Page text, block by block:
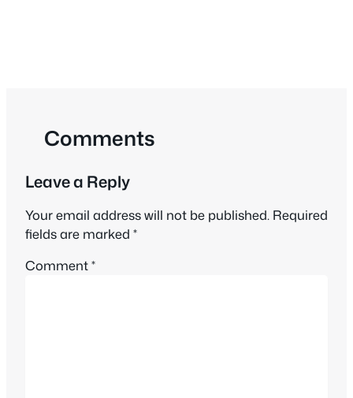
Comments
Leave a Reply
Your email address will not be published. Required
fields are marked *
Comment*